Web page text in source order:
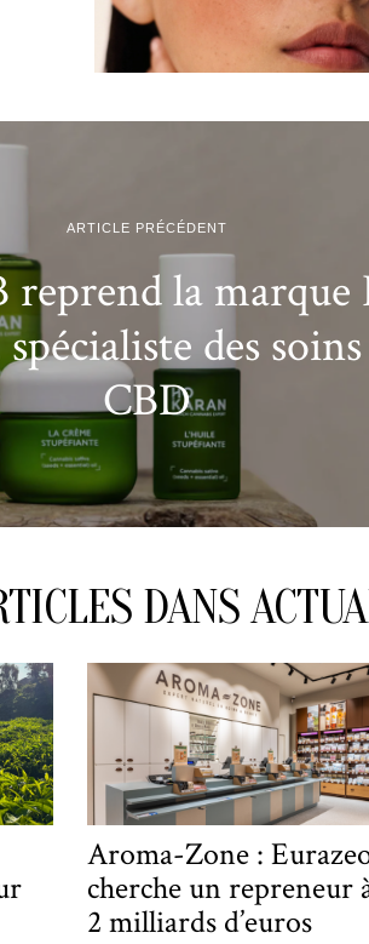
ARTICLE PRÉCÉDENT
la marque
des
CBD
DANS
Aroma-Zone :
cherche un repreneur
2 milliards d’euros